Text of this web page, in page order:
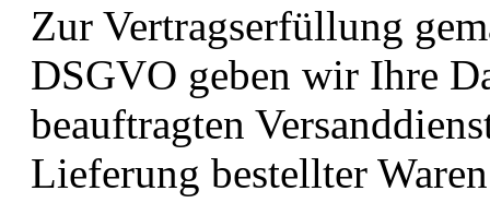
Zur Vertragserfüllung
DSGVO geben wir Ihre
beauftragten
Lieferung bestellter